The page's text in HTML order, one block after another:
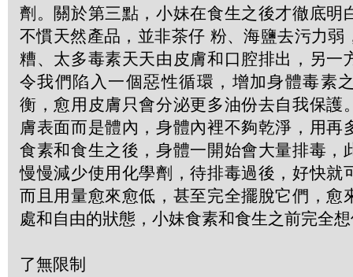
劑。關於第三點，小妹在食生之後才徹底明
不慣天然產品，並非茶仔 粉、海鹽去污力弱
糟、太多毒素天天由皮膚和口腔排出，另一
令我們陷入一個惡性循環，增加身體毒素
衡，愈用皮膚只會分泌更多油份去自我保護
膚表面而是體內，身體內裡不夠乾淨，用再
食素和食生之後，身體一開始會大量排毒，
慢慢減少使用化學劑，待排毒過後，好快就
而且用量愈來愈低，甚至完全擺脫它們，愈
處和自由的狀態，小妹食素和食生之前完全
了無限制